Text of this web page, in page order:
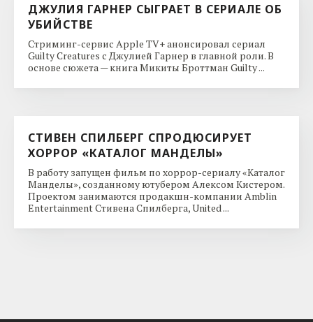
ДЖУЛИЯ ГАРНЕР СЫГРАЕТ В СЕРИАЛЕ ОБ
УБИЙСТВЕ
Стриминг-сервис Apple TV+ анонсировал сериал
Guilty Creatures с Джулией Гарнер в главной роли. В
основе сюжета — книга Микиты Броттман Guilty ...
СТИВЕН СПИЛБЕРГ СПРОДЮСИРУЕТ
ХОРРОР «КАТАЛОГ МАНДЕЛЫ»
В работу запущен фильм по хоррор-сериалу «Каталог
Манделы», созданному ютубером Алексом Кистером.
Проектом занимаются продакшн-компании Amblin
Entertainment Стивена Спилберга, United ...